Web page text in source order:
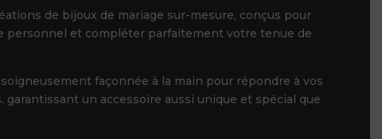
de bijoux de mariage sur-mesure, conçus pour
personnel et compléter parfaitement votre tenue de
façonnée à la main pour répondre à vos
garantissant un accessoire aussi unique et spécial que